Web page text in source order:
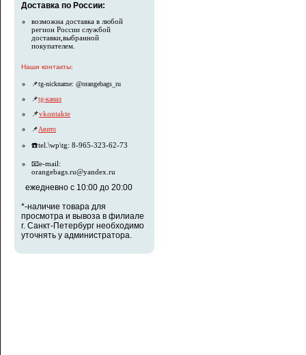
Доставка по России:
возможна доставка в любой
регион России службой
доставки,выбранной
покупателем.
Наши контакты:
📌tg-nickname: @orangebags_ru
📌tg-канал
📌vkontakte
📌Авито
☎️tel.\wp\tg: 8-965-323-62-73
📧e-mail:
orangebags.ru@yandex.ru
ежедневно с 10:00 до 20:00
*-наличие товара для
просмотра и вывоза в филиале
г. Санкт-Петербург необходимо
уточнять у администратора.